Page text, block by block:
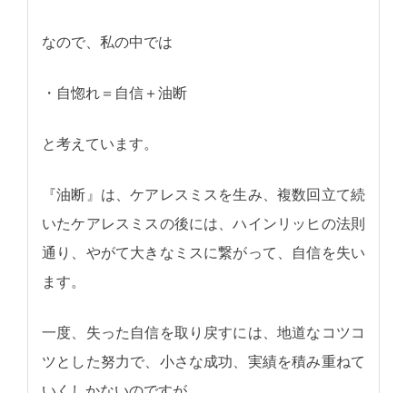
なので、私の中では
・自惚れ＝自信＋油断
と考えています。
『油断』は、ケアレスミスを生み、複数回立て続
いたケアレスミスの後には、ハインリッヒの法則
通り、やがて大きなミスに繋がって、自信を失い
ます。
一度、失った自信を取り戻すには、地道なコツコ
ツとした努力で、小さな成功、実績を積み重ねて